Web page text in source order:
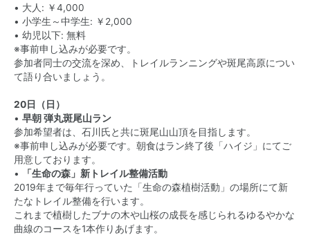
• 大人: ￥4,000
• 小学生～中学生: ￥2,000
• 幼児以下: 無料
※事前申し込みが必要です。
参加者同士の交流を深め、トレイルランニングや斑尾高原につい
て語り合いましょう。
20日（日）
• 早朝 弾丸斑尾山ラン
参加希望者は、石川氏と共に斑尾山山頂を目指します。
※事前申し込みが必要です。朝食はラン終了後「ハイジ」にてご
用意しております。
•
「生命の森」新トレイル整備活動
2019年まで毎年行っていた「生命の森植樹活動」の場所にて新
たなトレイル整備を行います。
これまで植樹したブナの木や山桜の成長を感じられるゆるやかな
曲線のコースを1本作りあげます。